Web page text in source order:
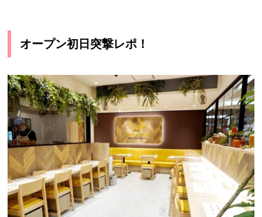
オープン初日突撃レポ！